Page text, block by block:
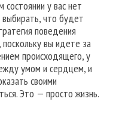
у вас нет
что будет
поведения
вы идете за
происходящего, у
умом и сердцем, и
своими
Это — просто жизнь.